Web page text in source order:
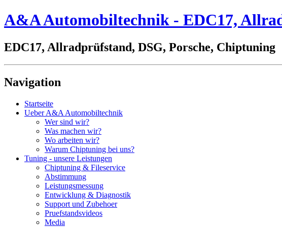
A&A Automobiltechnik - EDC17,
EDC17, Allradprüfstand, DSG, Porsche, Chiptuning
Navigation
Startseite
Ueber A&A Automobiltechnik
Wer sind wir?
Was machen wir?
Wo arbeiten wir?
Warum Chiptuning bei uns?
Tuning - unsere Leistungen
Chiptuning & Fileservice
Abstimmung
Leistungsmessung
Entwicklung & Diagnostik
Support und Zubehoer
Pruefstandsvideos
Media